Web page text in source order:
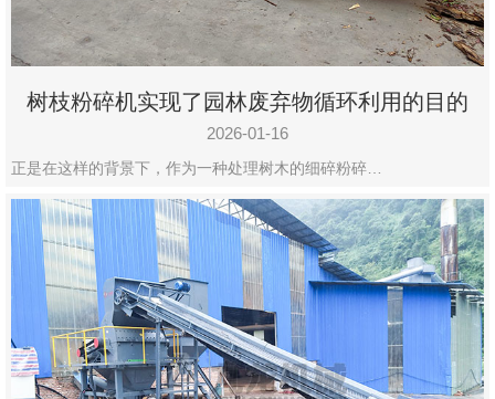
树枝粉碎机实现了园林废弃物循环利用的目的
2026-01-16
正是在这样的背景下，作为一种处理树木的细碎粉碎…